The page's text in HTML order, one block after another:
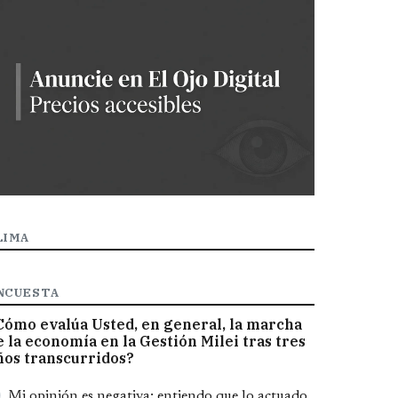
evalúa Usted, en general, la marcha
la economía en la Gestión Milei tras tres
transcurridos?